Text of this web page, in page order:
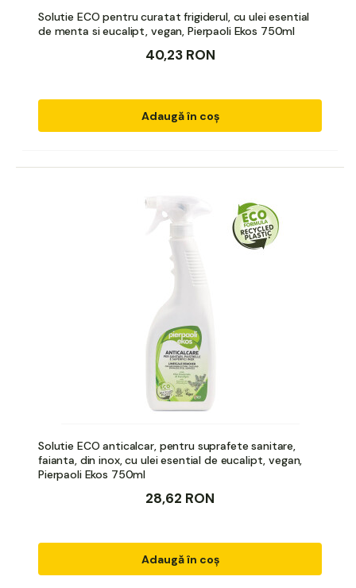
Solutie ECO pentru curatat frigiderul, cu ulei esential
de menta si eucalipt, vegan, Pierpaoli Ekos 750ml
40,23 RON
Adaugă în coș
Solutie ECO anticalcar, pentru suprafete sanitare,
faianta, din inox, cu ulei esential de eucalipt, vegan,
Pierpaoli Ekos 750ml
28,62 RON
Adaugă în coș